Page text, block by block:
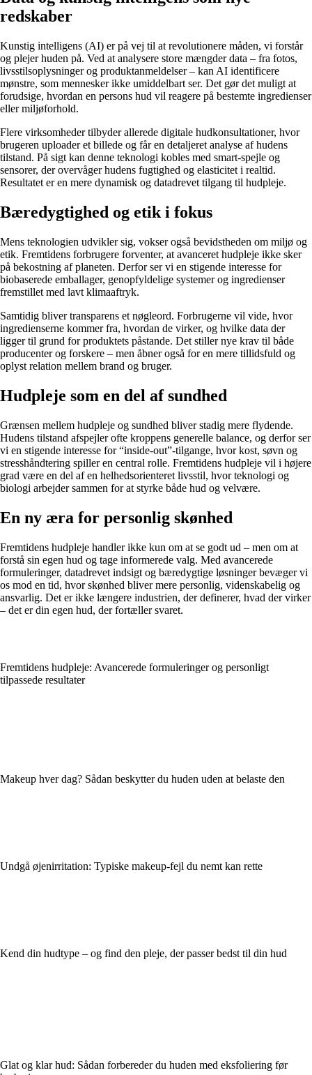
redskaber
Kunstig intelligens (AI) er på vej til at revolutionere måden, vi forstår
og plejer huden på. Ved at analysere store mængder data – fra fotos,
livsstilsoplysninger og produktanmeldelser – kan AI identificere
mønstre, som mennesker ikke umiddelbart ser. Det gør det muligt at
forudsige, hvordan en persons hud vil reagere på bestemte ingredienser
eller miljøforhold.
Flere virksomheder tilbyder allerede digitale hudkonsultationer, hvor
brugeren uploader et billede og får en detaljeret analyse af hudens
tilstand. På sigt kan denne teknologi kobles med smart-spejle og
sensorer, der overvåger hudens fugtighed og elasticitet i realtid.
Resultatet er en mere dynamisk og datadrevet tilgang til hudpleje.
Bæredygtighed og etik i fokus
Mens teknologien udvikler sig, vokser også bevidstheden om miljø og
etik. Fremtidens forbrugere forventer, at avanceret hudpleje ikke sker
på bekostning af planeten. Derfor ser vi en stigende interesse for
biobaserede emballager, genopfyldelige systemer og ingredienser
fremstillet med lavt klimaaftryk.
Samtidig bliver transparens et nøgleord. Forbrugerne vil vide, hvor
ingredienserne kommer fra, hvordan de virker, og hvilke data der
ligger til grund for produktets påstande. Det stiller nye krav til både
producenter og forskere – men åbner også for en mere tillidsfuld og
oplyst relation mellem brand og bruger.
Hudpleje som en del af sundhed
Grænsen mellem hudpleje og sundhed bliver stadig mere flydende.
Hudens tilstand afspejler ofte kroppens generelle balance, og derfor ser
vi en stigende interesse for “inside-out”-tilgange, hvor kost, søvn og
stresshåndtering spiller en central rolle. Fremtidens hudpleje vil i højere
grad være en del af en helhedsorienteret livsstil, hvor teknologi og
biologi arbejder sammen for at styrke både hud og velvære.
En ny æra for personlig skønhed
Fremtidens hudpleje handler ikke kun om at se godt ud – men om at
forstå sin egen hud og tage informerede valg. Med avancerede
formuleringer, datadrevet indsigt og bæredygtige løsninger bevæger vi
os mod en tid, hvor skønhed bliver mere personlig, videnskabelig og
ansvarlig. Det er ikke længere industrien, der definerer, hvad der virker
– det er din egen hud, der fortæller svaret.
Fremtidens hudpleje: Avancerede formuleringer og personligt
tilpassede resultater
Makeup hver dag? Sådan beskytter du huden uden at belaste den
Undgå øjenirritation: Typiske makeup-fejl du nemt kan rette
Kend din hudtype – og find den pleje, der passer bedst til din hud
Glat og klar hud: Sådan forbereder du huden med eksfoliering før